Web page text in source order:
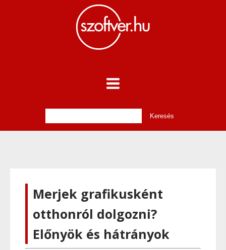
Merjek grafikusként
otthonról dolgozni?
Előnyök és hátrányok